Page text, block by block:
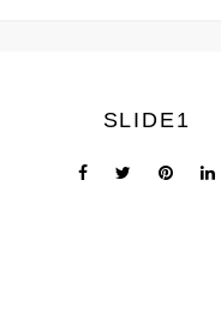
SLIDE1